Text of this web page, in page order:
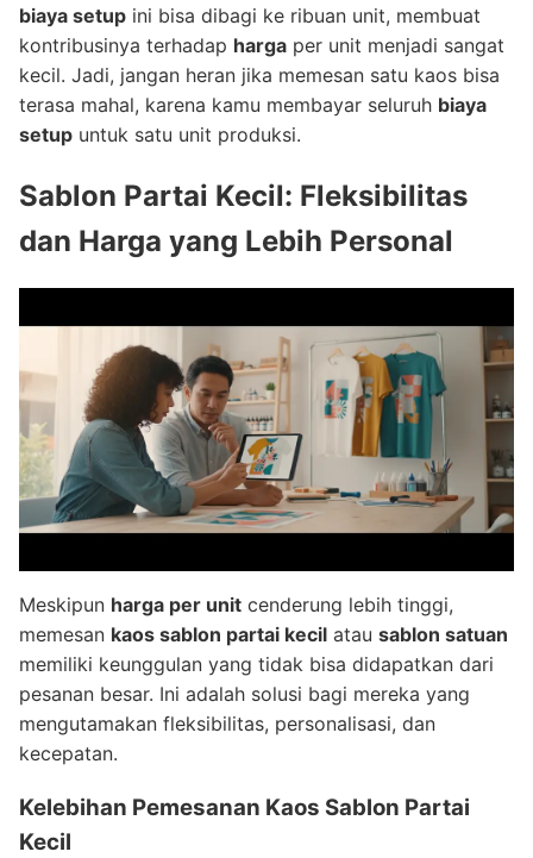
biaya setup ini bisa dibagi ke ribuan unit, membuat
kontribusinya terhadap harga per unit menjadi sangat
kecil. Jadi, jangan heran jika memesan satu kaos bisa
terasa mahal, karena kamu membayar seluruh biaya
setup untuk satu unit produksi.
Sablon Partai Kecil: Fleksibilitas
dan Harga yang Lebih Personal
Meskipun harga per unit cenderung lebih tinggi,
memesan kaos sablon partai kecil atau sablon satuan
memiliki keunggulan yang tidak bisa didapatkan dari
pesanan besar. Ini adalah solusi bagi mereka yang
mengutamakan fleksibilitas, personalisasi, dan
kecepatan.
Kelebihan Pemesanan Kaos Sablon Partai
Kecil